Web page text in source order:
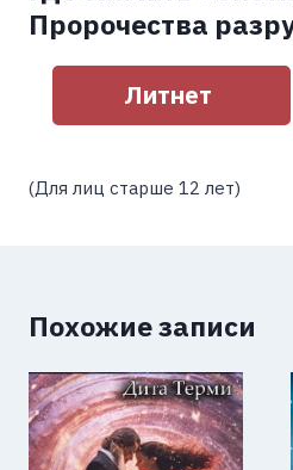
Пророчества
Литнет
(Для лиц старше 12 лет)
Похожие записи